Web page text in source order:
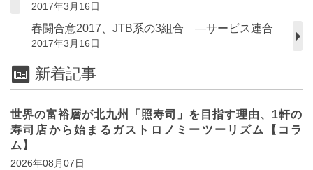
2017年3月16日
春闘合意2017、JTB系の3組合 ―サービス連合
2017年3月16日
新着記事
世界の富裕層が北九州「照寿司」を目指す理由、1軒の
寿司店から始まるガストロノミーツーリズム【コラ
ム】
2026年08月07日